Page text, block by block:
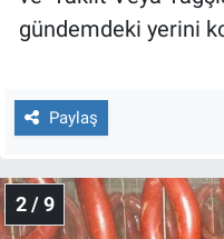
gündemdeki yerini
Paylaş
2 / 9
Ne demişti
Popüler